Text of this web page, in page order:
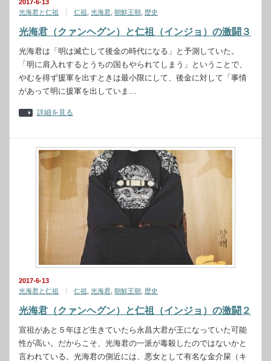
2017-6-13
光海君と仁祖
仁祖 光海君 朝鮮王朝 歴史
光海君（クァンヘグン）と仁祖（インジョ）の激闘３
光海君は「明は滅亡して後金の時代になる」と予測していた。
「明に肩入れするとうちの国もやられてしまう」ということで、
やむを得ず援軍を出すときは最小限にして、後金に対して「事情
があって明に援軍を出していま…
詳細を見る
2017-6-13
光海君と仁祖
仁祖 光海君 朝鮮王朝 歴史
光海君（クァンヘグン）と仁祖（インジョ）の激闘２
宣祖があと５年ほど生きていたら永昌大君が王になっていた可能
性が高い。だからこそ、光海君の一派が毒殺したのではないかと
言われている。光海君の側近には、悪女として有名な金介屎（キ